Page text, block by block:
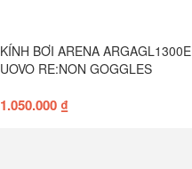
KÍNH BƠI ARENA ARGAGL1300E
UOVO RE:NON GOGGLES
1.050.000 ₫